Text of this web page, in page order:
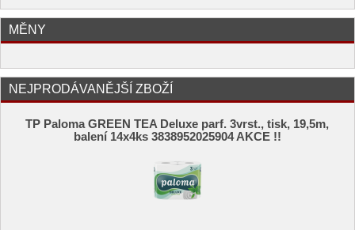
MĚNY
NEJPRODÁVANĚJŠÍ ZBOŽÍ
TP Paloma GREEN TEA Deluxe parf. 3vrst., tisk, 19,5m,
balení 14x4ks 3838952025904 AKCE !!